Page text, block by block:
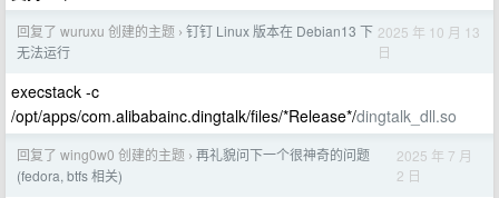
回复了 wuruxu 创建的主题 › 钉钉 Linux 版本在 Debian13 下
无法运行
2025 年 10 月 13
日
execstack -c
/opt/apps/com.alibabainc.dingtalk/files/*Release*/dingtalk_dll.so
回复了 wing0w0 创建的主题 › 再礼貌问下一个很神奇的问题
(fedora, btfs 相关)
2025 年 7 月
2 日